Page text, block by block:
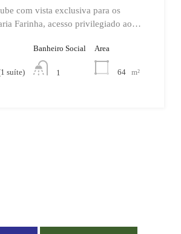
com vista exclusiva para os
Farinha, acesso privilegiado ao…
suíte)
Banheiro Social
1
Area
64 m²